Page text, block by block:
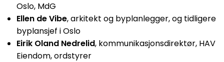
Oslo, MdG
Ellen de Vibe,arkitekt og byplanlegger, og tidligere
byplansjef i Oslo
Eirik Oland Nedrelid, kommunikasjonsdirektør, HAV
Eiendom, ordstyrer